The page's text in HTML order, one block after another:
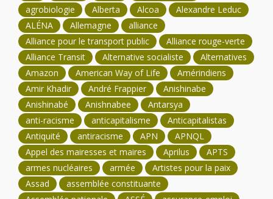
agrobiologie
Alberta Alcoa
Alexandre Leduc
ALÉNA
Allemagne
alliance
Alliance pour le transport public
Alliance rouge-verte
Alliance Transit
Alternative socialiste
Alternatives
Amazon
American Way of Life
Amérindiens
Amir Khadir
André Frappier
Anishinabe
Anishinabé
Anishnabee
Antarsya
anti-racisme
anticapitalisme
Anticapitalistas
Antiquité
antiracisme APN
APNQL
Appel des mairesses et maires
Aprilus
APTS
armes nucléaires
armée
Artistes pour la paix
Assad
assemblée constituante